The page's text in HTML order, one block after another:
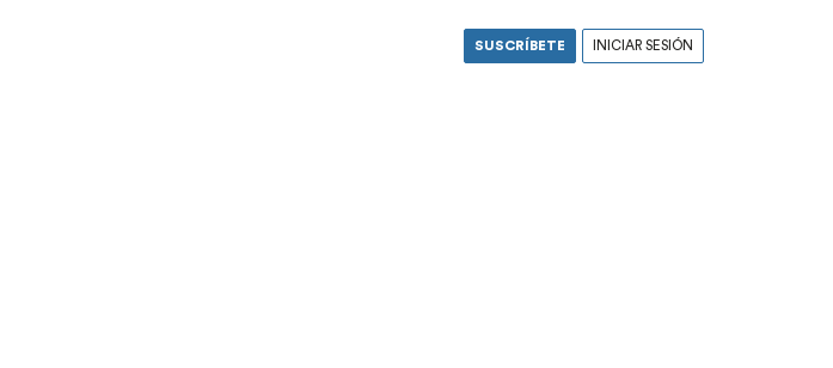
SUSCRÍBETE INICIAR SESIÓN